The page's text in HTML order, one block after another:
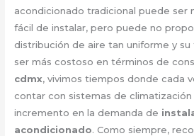
acondicionado tradicional puede ser
fácil de instalar, pero puede no
distribución de aire tan uniforme y
ser más costoso en términos de
cdmx, vivimos tiempos donde cada
contar con sistemas de
incremento en la demanda de
acondicionado. Como siempre,